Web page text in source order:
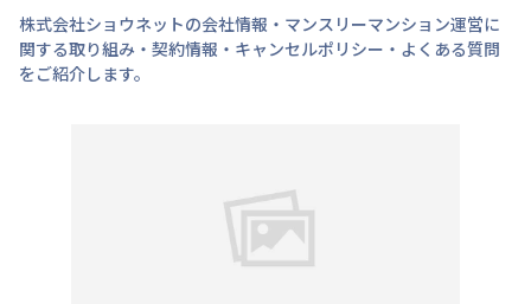
株式会社ショウネットの会社情報・マンスリーマンション運営に
関する取り組み・契約情報・キャンセルポリシー・よくある質問
をご紹介します。